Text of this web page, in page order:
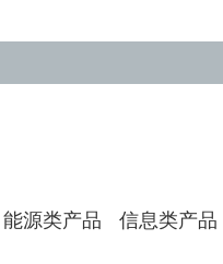
能源类产品 信息类产品